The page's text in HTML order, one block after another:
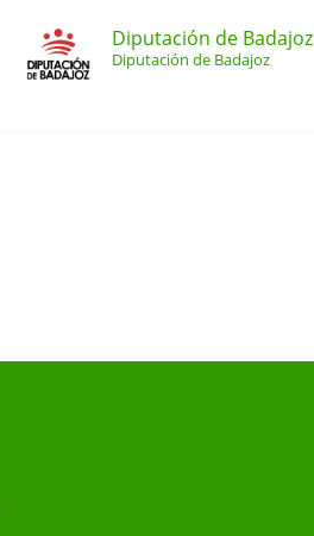
Diputación de Badajoz
Diputación de Badajoz